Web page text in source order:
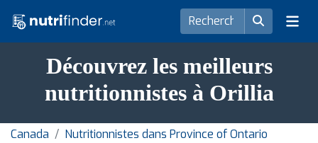
Découvrez les meilleurs
nutritionnistes à Orillia
Canada
Nutritionnistes dans Province of Ontario